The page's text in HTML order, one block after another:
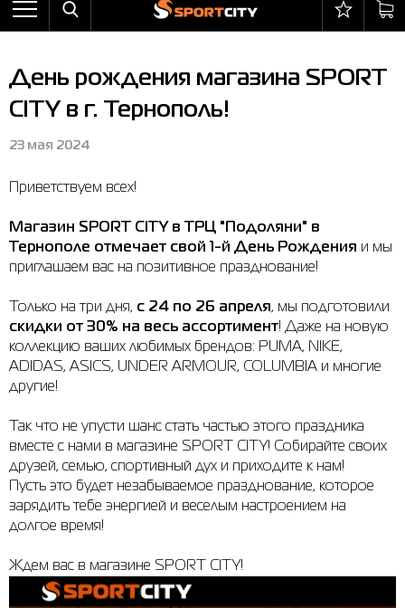
Назад
Брюки
Ветровки
Комбинезоны
Костюмы
Леггинсы
Майки
Термобелье
Толстовки
Шорты
Назад
Кроссовки
Пляжная обувь
Сандалии
Сапоги
Назад
Бейсболки и панамы
Бокс
Мячи
Носки
Рюкзаки
Сумки
Шапки
Шарфы
Назад
Arena
Asics
Evoids
Jack Wolfskin
Nike
Puma
The North Face
Under Armour
Назад
Бра
Брюки
Костюмы
Куртки
Футболки
Ботинки
Сандалии
Брэнды
Larum
Назад
Возврат и обмен
Гарантия на товары
Контакт центр
Программа лояльности
Личный кабинет
День рождения магазина SPORT
CITY в г. Тернополь!
23 мая 2024
Приветствуем всех!
Магазин SPORT CITY в ТРЦ "Подоляни" в
Тернополе отмечает свой 1-й День Рождения и мы
приглашаем вас на позитивное празднование!
Только на три дня, с 24 по 26 апреля, мы подготовили
скидки от 30% на весь ассортимент! Даже на новую
коллекцию ваших любимых брендов: PUMA, NIKE,
ADIDAS, ASICS, UNDER ARMOUR, COLUMBIA и многие
другие!
Так что не упусти шанс стать частью этого праздника
вместе с нами в магазине SPORT CITY! Собирайте своих
друзей, семью, спортивный дух и приходите к нам!
Пусть это будет незабываемое празднование, которое
зарядить тебе энергией и веселым настроением на
долгое время!
Ждем вас в магазине SPORT CITY!